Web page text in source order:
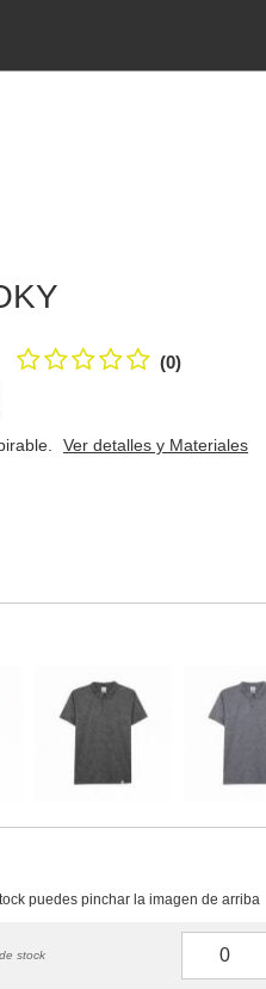
(0)
Ver detalles y Materiales
puedes pinchar la imagen de arriba
stock